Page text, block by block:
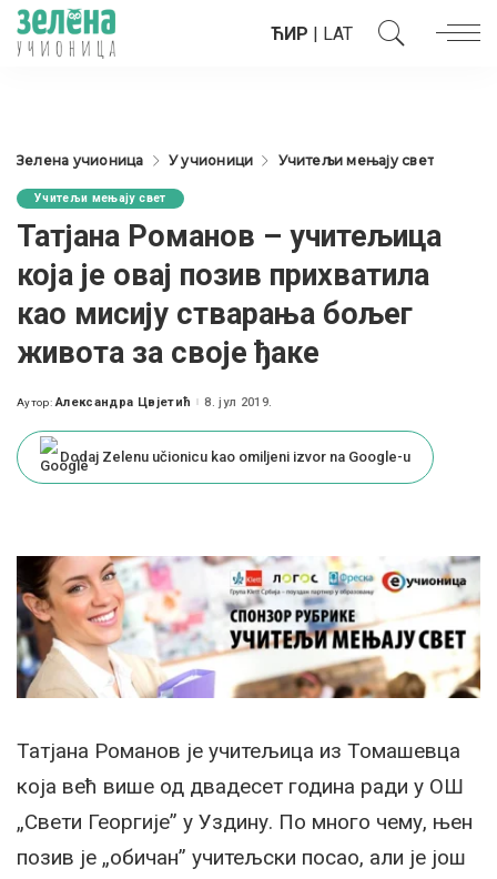
ЋИР | LAT
Зелена учионица У учионици Учитељи мењају свет
Учитељи мењају свет
Татјана Романов – учитељица
која је овај позив прихватила
као мисију стварања бољег
живота за своје ђаке
Posted
Аутор: Александра Цвјетић 8. јул 2019.
Dodaj Zelenu učionicu kao omiljeni izvor na Google-u
Татјана Романов је учитељица из Томашевца
која већ више од двадесет година ради у ОШ
„Свети Георгије” у Уздину. По много чему, њен
позив је „обичан” учитељски посао, али је још